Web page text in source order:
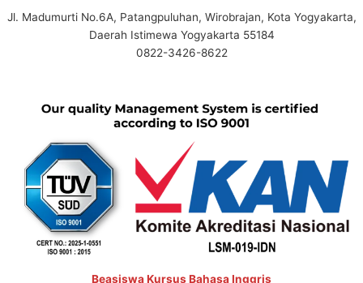
Jl. Madumurti No.6A, Patangpuluhan, Wirobrajan, Kota Yogyakarta,
Daerah Istimewa Yogyakarta 55184
0822-3426-8622
Beasiswa Kursus Bahasa Inggris